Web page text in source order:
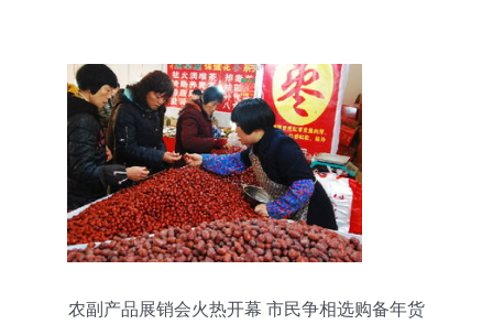
农副产品展销会火热开幕 市民争相选购备年货